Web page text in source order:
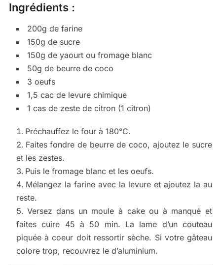
Ingrédients :
200g de farine
150g de sucre
150g de yaourt ou fromage blanc
50g de beurre de coco
3 oeufs
1,5 cac de levure chimique
1 cas de zeste de citron (1 citron)
Préchauffez le four à 180°C.
Faites fondre de beurre de coco, ajoutez le sucre
et les zestes.
Puis le fromage blanc et les oeufs.
Mélangez la farine avec la levure et ajoutez la au
reste.
Versez dans un moule à cake ou à manqué et
faites cuire 45 à 50 min. La lame d’un couteau
piquée à coeur doit ressortir sèche. Si votre gâteau
colore trop, recouvrez le d’aluminium.